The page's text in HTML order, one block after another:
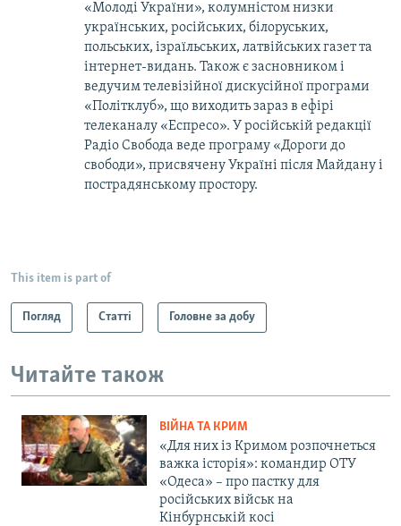
«Молоді України», колумністом низки
українських, російських, білоруських,
польських, ізраїльських, латвійських газет та
інтернет-видань. Також є засновником і
ведучим телевізійної дискусійної програми
«Політклуб», що виходить зараз в ефірі
телеканалу «Еспресо». У російській редакції
Радіо Свобода веде програму «Дороги до
свободи», присвячену Україні після Майдану і
пострадянському простору.
This item is part of
Погляд Статті Головне за добу
Читайте також
ВІЙНА ТА КРИМ
«Для них із Кримом розпочнеться
важка історія»: командир ОТУ
«Одеса» – про пастку для
російських військ на
Кінбурнській косі